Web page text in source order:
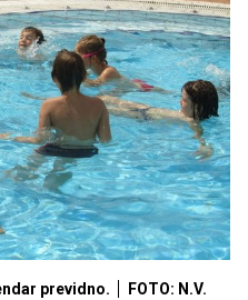
previdno. FOTO: N.V.